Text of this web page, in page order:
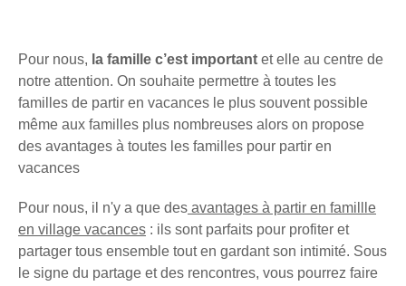
Pour nous, la famille c’est important et elle au centre de
notre attention. On souhaite permettre à toutes les
familles de partir en vacances le plus souvent possible
même aux familles plus nombreuses alors on propose
des avantages à toutes les familles pour partir en
vacances
Pour nous, il n'y a que des avantages à partir en famillle
en village vacances : ils sont parfaits pour profiter et
partager tous ensemble tout en gardant son intimité. Sous
le signe du partage et des rencontres, vous pourrez faire
plans
pour
vos
vacances
!
suffit
d’un
clic